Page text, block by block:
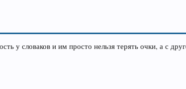
у словаков и им просто нельзя терять очки, а с